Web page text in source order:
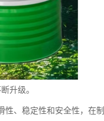
升级。
、稳定性和安全性，在